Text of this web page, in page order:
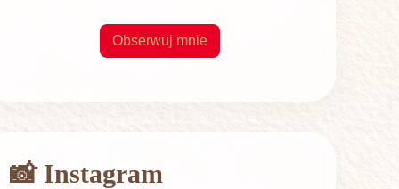
Obserwuj mnie
📸 Instagram